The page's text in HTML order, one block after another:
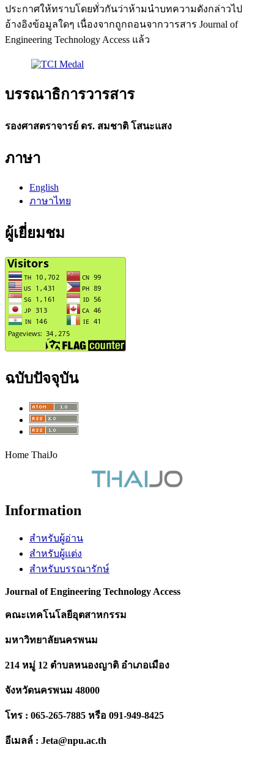
ประกาศให้ทราบโดยทั่วกันว่าห้ามนำบทความดังกล่าวไป
อ้างอิงข้อมูลใดๆ เนื่องจากถูกถอนจากวารสาร Journal of
Engineering Technology Access แล้ว
บรรณาธิการวารสาร
รองศาสตราจารย์ ดร. สมชาติ โสนะแสง
ภาษา
English
ภาษาไทย
ผู้เยี่ยมชม
ฉบับปัจจุบัน
Home ThaiJo
Information
สำหรับผู้อ่าน
สำหรับผู้แต่ง
สำหรับบรรณารักษ์
Journal of Engineering Technology Access
คณะเทคโนโลยีอุตสาหกรรม
มหาวิทยาลัยนครพนม
214 หมู่ 12 ตำบลหนองญาติ อำเภอเมือง
จังหวัดนครพนม 48000
โทร : 065-265-7885 หรือ 091-949-8425
อีเมลล์ : Jeta@npu.ac.th